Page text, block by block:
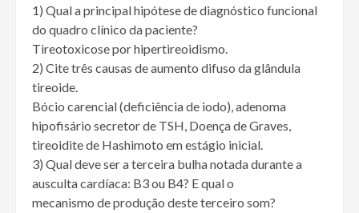
1) Qual a principal hipótese de diagnóstico funcional
do quadro clínico da paciente?
Tireotoxicose por hipertireoidismo.
2) Cite três causas de aumento difuso da glândula
tireoide.
Bócio carencial (deficiência de iodo), adenoma
hipofisário secretor de TSH, Doença de Graves,
tireoidite de Hashimoto em estágio inicial.
3) Qual deve ser a terceira bulha notada durante a
ausculta cardíaca: B3 ou B4? E qual o
mecanismo de produção deste terceiro som?